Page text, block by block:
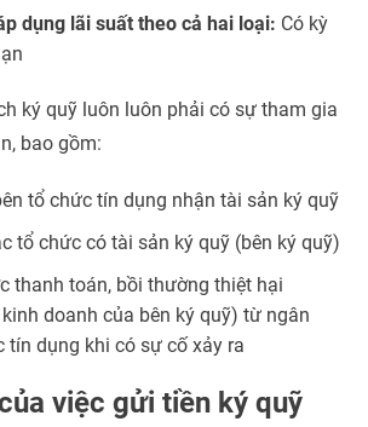
dụng lãi suất theo cả hai loại: Có kỳ
ký quỹ luôn luôn phải có sự tham gia
bao gồm:
tổ chức tín dụng nhận tài sản ký quỹ
tổ chức có tài sản ký quỹ (bên ký quỹ)
thanh toán, bồi thường thiệt hại
doanh của bên ký quỹ) từ ngân
tín dụng khi có sự cố xảy ra
việc gửi tiền ký quỹ